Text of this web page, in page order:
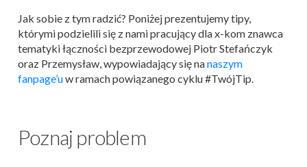
Jak sobie z tym radzić? Poniżej prezentujemy tipy,
którymi podzielili się z nami pracujący dla x-kom znawca
tematyki łączności bezprzewodowej Piotr Stefańczyk
oraz Przemysław, wypowiadający się nanaszym
fanpage’uw ramach powiązanego cyklu #TwójTip.
Poznaj problem